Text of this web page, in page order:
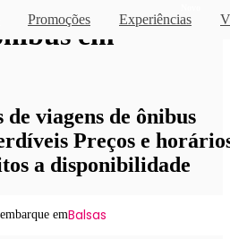
Promoções Experiências
em
viagens de ônibus
Preços e
a disponibilidade
emBalsas